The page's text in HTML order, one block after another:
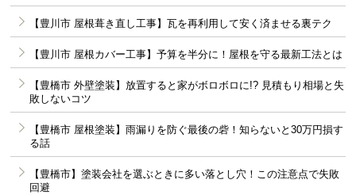
【豊川市 屋根葺き直し工事】瓦を再利用して安く済ませる裏テク
【豊川市 屋根カバー工事】予算を半分に！屋根を守る最新工法とは
【豊橋市 外壁塗装】放置すると家がボロボロに!? 見積もり相場と失
敗しないコツ
【豊橋市 屋根塗装】雨漏りを防ぐ最後の砦！知らないと30万円損す
る話
【豊橋市】塗装会社を選ぶときに多い落とし穴！この注意点で失敗
回避